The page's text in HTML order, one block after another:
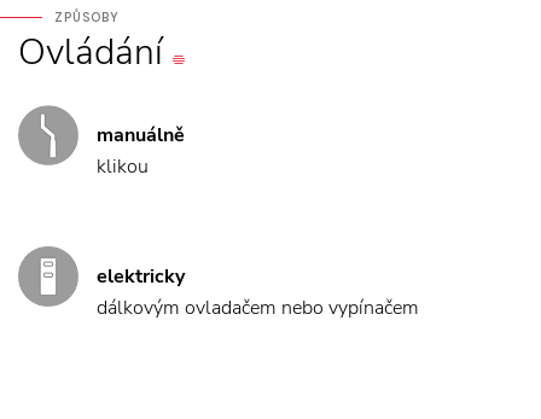
ZPŮSOBY
Ovládání
manuálně
klikou
elektricky
dálkovým ovladačem nebo vypínačem